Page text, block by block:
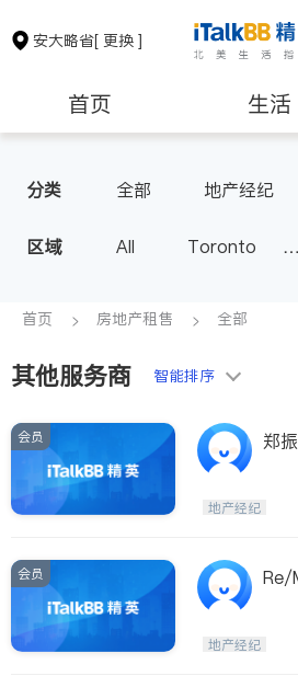
安大略省[ 更换 ]
首页 生活
保险理财 房地产租
银行贷款 会计师
建筑装修
分类 全部 地产经纪
区域 All
Toronto
Scarborough
North York
Brampton
Kitchener
Stouffville
Maple
Waterloo
Guelph
Ajax
首页 房地产租售 全部
其他服务商 智能排序
会员
郑
地产经纪
会员
Re/
地产经纪